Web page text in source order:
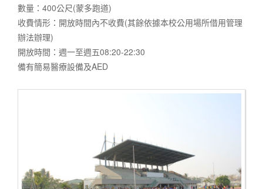
數量：400公尺(蒙多跑道)
收費情形：開放時間內不收費(其餘依據本校公用場所借用管理
辦法辦理)
開放時間：週一至週五08:20-22:30
備有簡易醫療設備及AED